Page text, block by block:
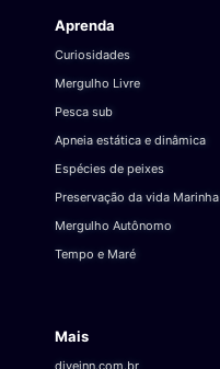
Aprenda
Curiosidades
Mergulho Livre
Pesca sub
Apneia estática e dinâmica
Espécies de peixes
Preservação da vida Marinha
Mergulho Autônomo
Tempo e Maré
Mais
diveinn.com.br